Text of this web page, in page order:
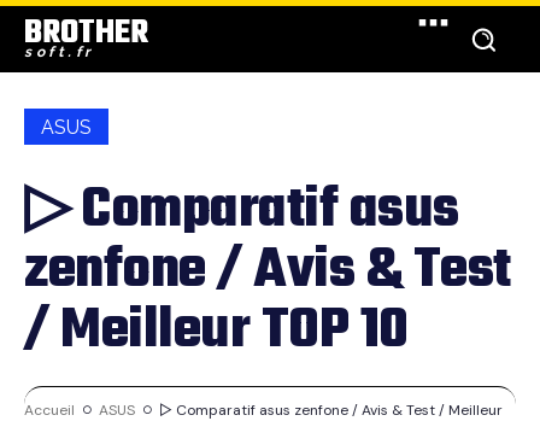
BROTHER
soft.fr
ASUS
▷ Comparatif asus
zenfone / Avis & Test
/ Meilleur TOP 10
Accueil ASUS
▷ Comparatif asus zenfone / Avis & Test / Meilleur